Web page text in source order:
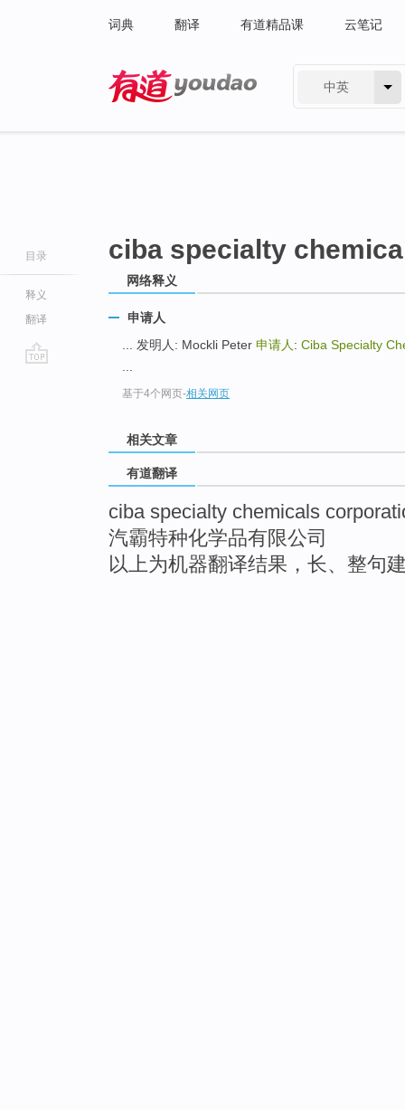
词典 翻译 有道精品课 云笔记
中英
目录
释义
翻译
ciba specialty
网络释义
申请人
... 发明人: Mockli Peter 申请人 : Ciba Specialty
基于4个网页-相关网页
相关文章
有道翻译
ciba specialty chemicals
汽霸特种化学品有限公司
以上为机器翻译结果，长、整句